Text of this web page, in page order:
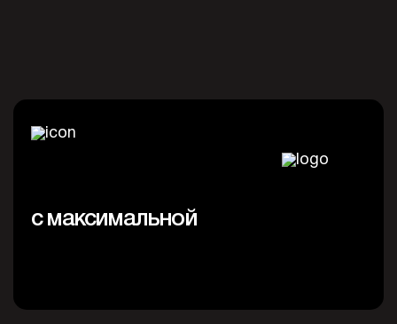
с максимальной